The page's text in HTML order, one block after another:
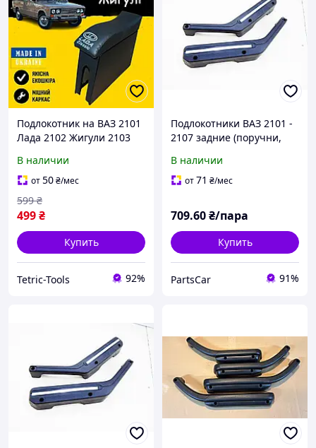
Подлокотник на ВАЗ 2101
Лада 2102 Жигули 2103
тюнинг салона обвес Бокс
бардачок Tuning
В наличии
от50₴/мес
499₴
599 ₴
Купить
Tetric-Tools 92%
Подлокотники ВАЗ 2101 -
2107 задние (поручни,
ПИР 1331 ПД 67924
В наличии
от71 ₴/мес
709.60₴/пара
Купить
PartsCar 91%